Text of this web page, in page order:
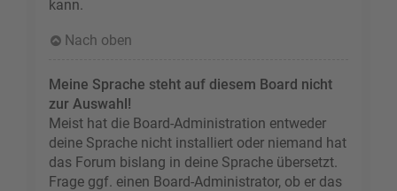
kann.
Nach oben
Meine Sprache steht auf diesem Board nicht
zur Auswahl!
Meist hat die Board-Administration entweder
deine Sprache nicht installiert oder niemand hat
das Forum bislang in deine Sprache übersetzt.
Frage ggf. einen Board-Administrator, ob er das